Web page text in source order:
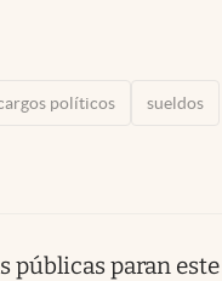
políticos sueldos
públicas paran este